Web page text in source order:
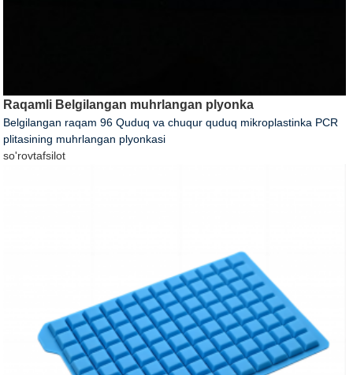
Raqamli Belgilangan muhrlangan plyonka
Belgilangan raqam 96 Quduq va chuqur quduq mikroplastinka PCR
plitasining muhrlangan plyonkasi
so'rovtafsilot